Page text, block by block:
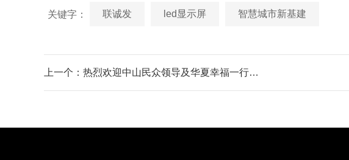
关键字： 联诚发 led显示屏 智慧城市新基建
上一个：热烈欢迎中山民众领导及华夏幸福一行莅临参观指导！